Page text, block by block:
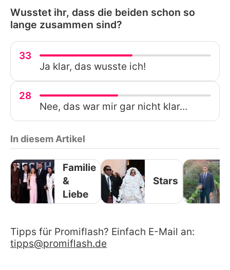
Wusstet ihr, dass die beiden schon so
lange zusammen sind?
33
Ja klar, das wusste ich!
28
Nee, das war mir gar nicht klar...
In diesem Artikel
Familie
&
Liebe
Stars
Tipps für Promiflash? Einfach E-Mail an:
tipps@promiflash.de